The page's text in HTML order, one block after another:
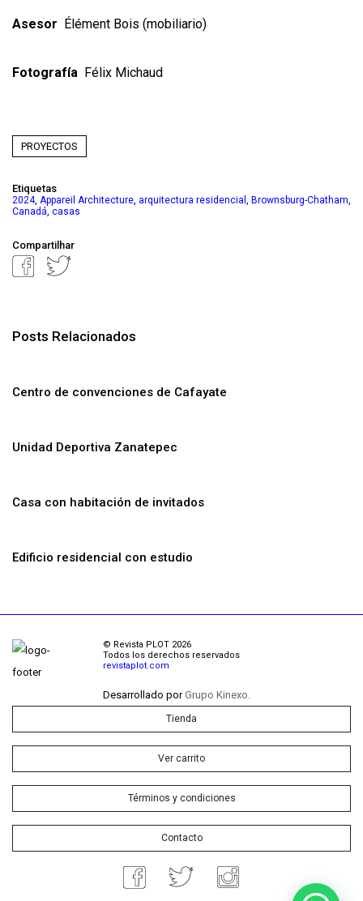
Asesor Élément Bois (mobiliario)
Fotografía Félix Michaud
PROYECTOS
Etiquetas
2024, Appareil Architecture, arquitectura residencial , Brownsburg-Chatham,
Canadá, casas
Compartilhar
Posts Relacionados
Centro de convenciones de Cafayate
Unidad Deportiva Zanatepec
Casa con habitación de invitados
Edificio residencial con estudio
© Revista PLOT 2026
Todos los derechos reservados
revistaplot.com
Desarrollado porGrupo Kinexo.
Tienda
Ver carrito
Términos y condiciones
Contacto